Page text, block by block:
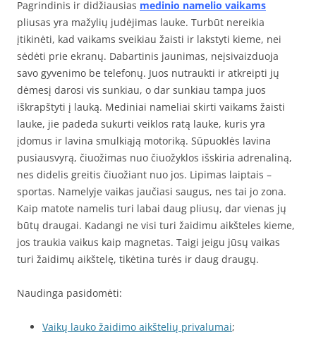
Pagrindinis ir didžiausias medinio namelio vaikams
pliusas yra mažylių judėjimas lauke. Turbūt nereikia
įtikinėti, kad vaikams sveikiau žaisti ir lakstyti kieme, nei
sėdėti prie ekranų. Dabartinis jaunimas, neįsivaizduoja
savo gyvenimo be telefonų. Juos nutraukti ir atkreipti jų
dėmesį darosi vis sunkiau, o dar sunkiau tampa juos
iškrapštyti į lauką. Mediniai nameliai skirti vaikams žaisti
lauke, jie padeda sukurti veiklos ratą lauke, kuris yra
įdomus ir lavina smulkiąją motoriką. Sūpuoklės lavina
pusiausvyrą, čiuožimas nuo čiuožyklos išskiria adrenaliną,
nes didelis greitis čiuožiant nuo jos. Lipimas laiptais –
sportas. Namelyje vaikas jaučiasi saugus, nes tai jo zona.
Kaip matote namelis turi labai daug pliusų, dar vienas jų
būtų draugai. Kadangi ne visi turi žaidimu aikšteles kieme,
jos traukia vaikus kaip magnetas. Taigi jeigu jūsų vaikas
turi žaidimų aikštelę, tikėtina turės ir daug draugų.
Naudinga pasidomėti:
Vaikų lauko žaidimo aikštelių privalumai;